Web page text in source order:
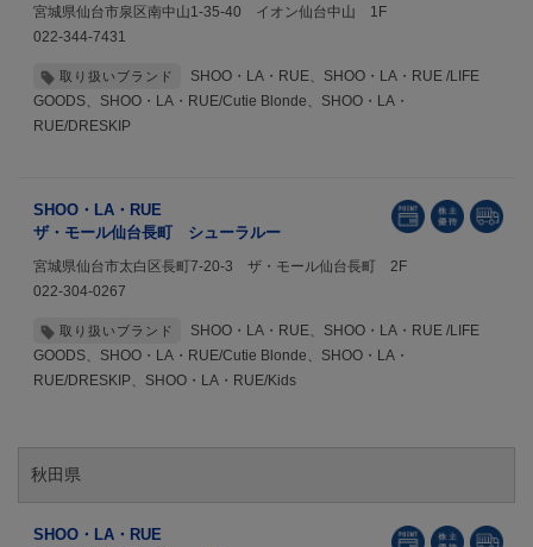
宮城県仙台市泉区南中山1-35-40 イオン仙台中山 1F
022-344-7431
取り扱いブランド
SHOO・LA・RUE、SHOO・LA・RUE /LIFE
GOODS、SHOO・LA・RUE/Cutie Blonde、SHOO・LA・
RUE/DRESKIP
SHOO・LA・RUE
ザ・モール仙台長町 シューラルー
宮城県仙台市太白区長町7-20-3 ザ・モール仙台長町 2F
022-304-0267
取り扱いブランド
SHOO・LA・RUE、SHOO・LA・RUE /LIFE
GOODS、SHOO・LA・RUE/Cutie Blonde、SHOO・LA・
RUE/DRESKIP、SHOO・LA・RUE/Kids
秋田県
SHOO・LA・RUE